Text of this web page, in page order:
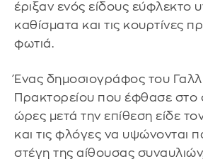
έριξαν ενός είδους εύφλεκτο
καθίσματα και τις κουρτίνες
φωτιά.
Ένας δημοσιογράφος του
Πρακτορείου που έφθασε στο
ώρες μετά την επίθεση είδε
και τις φλόγες να υψώνονται
στέγη της αίθουσας